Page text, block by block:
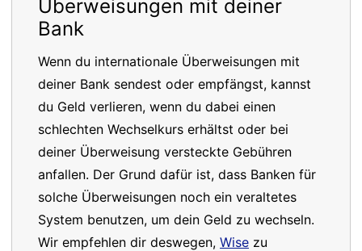
Überweisungen mit deiner
Bank
Wenn du internationale Überweisungen mit
deiner Bank sendest oder empfängst, kannst
du Geld verlieren, wenn du dabei einen
schlechten Wechselkurs erhältst oder bei
deiner Überweisung versteckte Gebühren
anfallen. Der Grund dafür ist, dass Banken für
solche Überweisungen noch ein veraltetes
System benutzen, um dein Geld zu wechseln.
Wir empfehlen dir deswegen, Wise zu